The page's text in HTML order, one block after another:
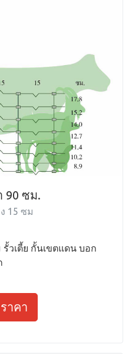
90 ซม.
15 ซม
วเตี้ย กั้นเขตแดน บอก
าคา